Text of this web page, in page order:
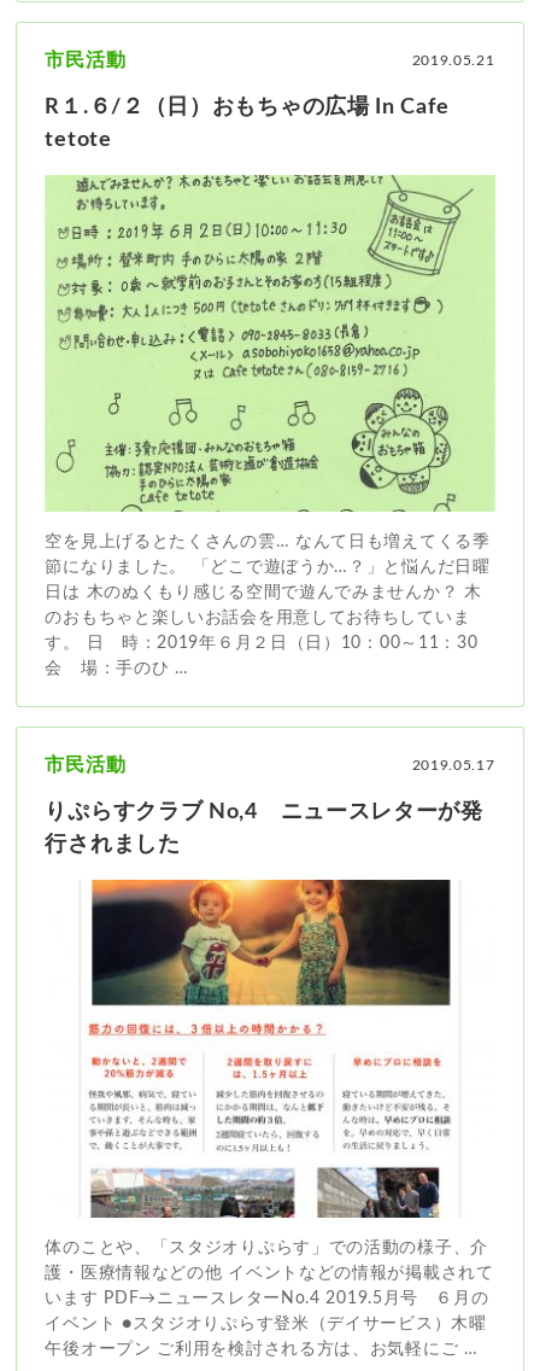
2019.05.21
市民活動
R１.６/２（日）おもちゃの広場 In Cafe
tetote
空を見上げるとたくさんの雲… なんて日も増えてくる季
節になりました。 「どこで遊ぼうか…？」と悩んだ日曜
日は 木のぬくもり感じる空間で遊んでみませんか？ 木
のおもちゃと楽しいお話会を用意してお待ちしていま
す。 日 時：2019年６月２日（日）10：00～11：30
会 場：手のひ …
2019.05.17
市民活動
りぷらすクラブ No,4 ニュースレターが発
行されました
体のことや、「スタジオりぷらす」での活動の様子、介
護・医療情報などの他 イベントなどの情報が掲載されて
います PDF→ニュースレターNo.4 2019.5月号 ６月の
イベント ●スタジオりぷらす登米（デイサービス）木曜
午後オープン ご利用を検討される方は、お気軽にご …